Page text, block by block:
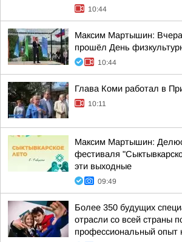
10:44
Максим Мартышин:
прошёл День
10:44
Глава Коми работал в
10:11
Максим Мартышин:
фестиваля
эти выходные
09:49
Более 350 будущих
отрасли со всей страны
профессиональный опыт